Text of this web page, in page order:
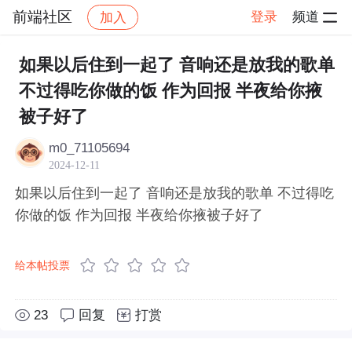
前端社区 加入 登录 频道
社区 前端社区 感慨 帖子详情
如果以后住到一起了 音响还是放我的歌单
不过得吃你做的饭 作为回报 半夜给你掖
被子好了 ​​​
m0_71105694
2024-12-11
如果以后住到一起了 音响还是放我的歌单 不过得吃
你做的饭 作为回报 半夜给你掖被子好了 ​​​
给本帖投票
23 回复 打赏